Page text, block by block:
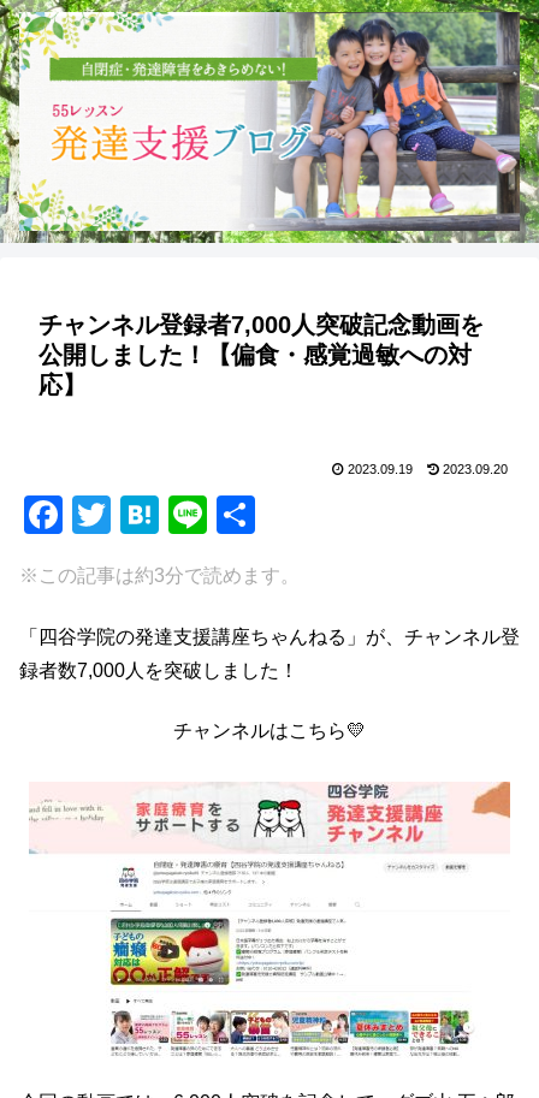
チャンネル登録者7,000人突破記念動画を
公開しました！【偏食・感覚過敏への対
応】
2023.09.19 2023.09.20
F
c
e
b
T
tt
er
H
e
n
a
Li
e
※この記事は約3分で読めます。
「四谷学院の発達支援講座ちゃんねる」が、チャンネル登
録者数7,000人を突破しました！
チャンネルはこちら💛